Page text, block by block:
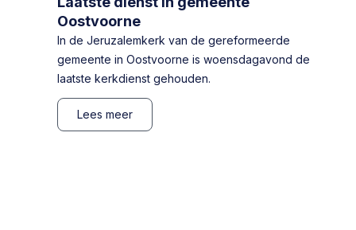
Oostvoorne
In de Jeruzalemkerk van de gereformeerde
gemeente in Oostvoorne is woensdagavond de
laatste kerkdienst gehouden.
Lees meer